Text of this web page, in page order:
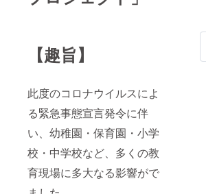
【趣旨】
此度のコロナウイルスによ
る緊急事態宣言発令に伴
い、幼稚園・保育園・小学
校・中学校など、多くの教
育現場に多大なる影響がで